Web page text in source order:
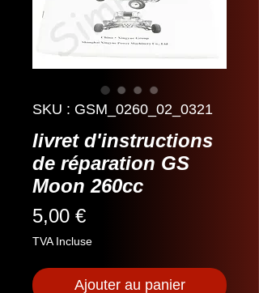
SKU : GSM_0260_02_0321
livret d'instructions
de réparation GS
Moon 260cc
5,00 €Prix
TVA Incluse
Ajouter au panier